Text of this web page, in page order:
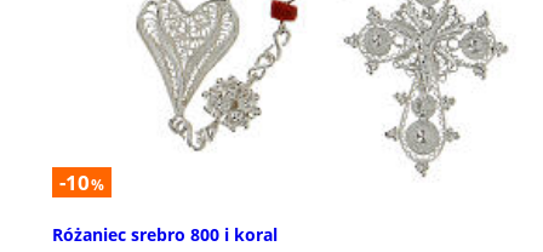
-10%
Różaniec srebro 800 i koral